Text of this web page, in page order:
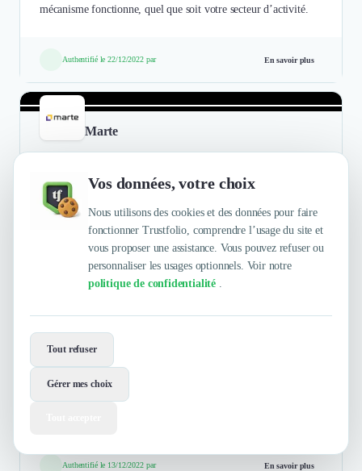
Vos données, votre choix
Nous utilisons des cookies et des données pour faire
fonctionner Trustfolio, comprendre l’usage du site et
vous proposer une assistance. Vous pouvez refuser ou
personnaliser les usages optionnels. Voir notre
politique de confidentialité .
Tout refuser
Gérer mes choix
mécanisme fonctionne, quel que soit votre secteur d’activité.
Authentifié le 22/12/2022 par En savoir plus
Marte
Cabinet à même de réaliser des prestations de conseil ainsi que
la mise en œuvre de ses propres recommandations, Marte
propose une approche globale qui s’appuie sur la
complémentarité de ...
Afficher la suite
Directeur Associé | Marketing/Vente
Je recommande l’accompagnement de LeadActiv à toutes les
sociétés qui ont une problématique d’acquisition client – c’est
Authentifié le 13/12/2022 par En savoir plus